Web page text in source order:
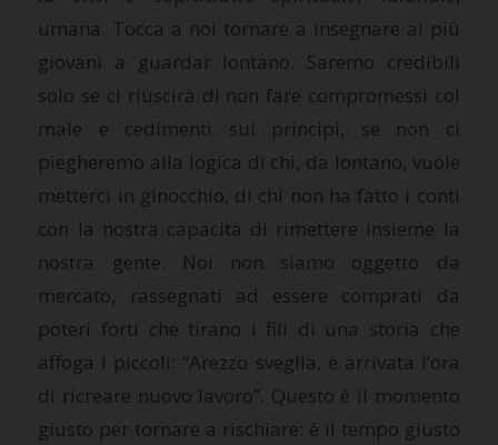
umana. Tocca a noi tornare a insegnare ai più
giovani a guardar lontano. Saremo credibili
solo se ci riuscirà di non fare compromessi col
male e cedimenti sui principi, se non ci
piegheremo alla logica di chi, da lontano, vuole
metterci in ginocchio, di chi non ha fatto i conti
con la nostra capacità di rimettere insieme la
nostra gente. Noi non siamo oggetto da
mercato, rassegnati ad essere comprati da
poteri forti che tirano i fili di una storia che
affoga i piccoli: “Arezzo sveglia, è arrivata l’ora
di ricreare nuovo lavoro”. Questo è il momento
giusto per tornare a rischiare: è il tempo giusto